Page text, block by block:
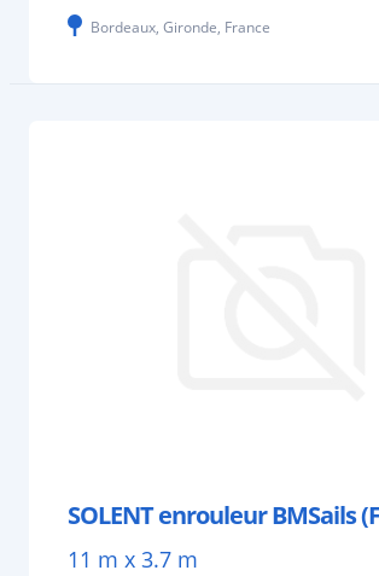
Bordeaux, Gironde, France
11 m x 3.7 m